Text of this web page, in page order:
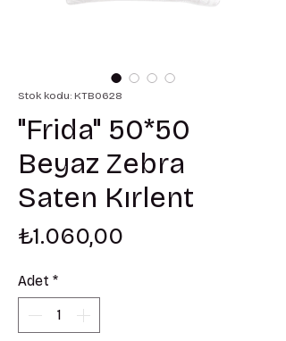
Stok kodu: KTB0628
"Frida" 50*50
Beyaz Zebra
Saten Kırlent
₺1.060,00
Adet *